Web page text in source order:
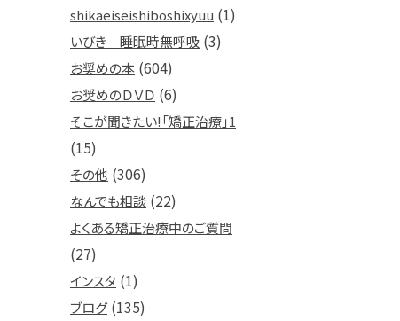
shikaeiseishiboshixyuu (1)
いびき 睡眠時無呼吸 (3)
お奨めの本 (604)
お奨めのＤＶＤ (6)
そこが聞きたい!「矯正治療」1
(15)
その他 (306)
なんでも相談 (22)
よくある矯正治療中のご質問
(27)
インスタ (1)
ブログ(135)